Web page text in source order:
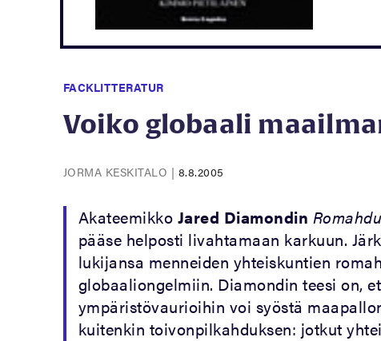
FACKLITTERATUR
Voiko globaali
JORMA KESKITALO | 8.8.2005
Akateemikko Jared Diamondin
pääse helposti livahtamaan karkuun.
lukijansa menneiden yhteiskuntien
globaaliongelmiin. Diamondin teesi on,
ympäristövaurioihin voi syöstä
kuitenkin toivonpilkahduksen: jotkut